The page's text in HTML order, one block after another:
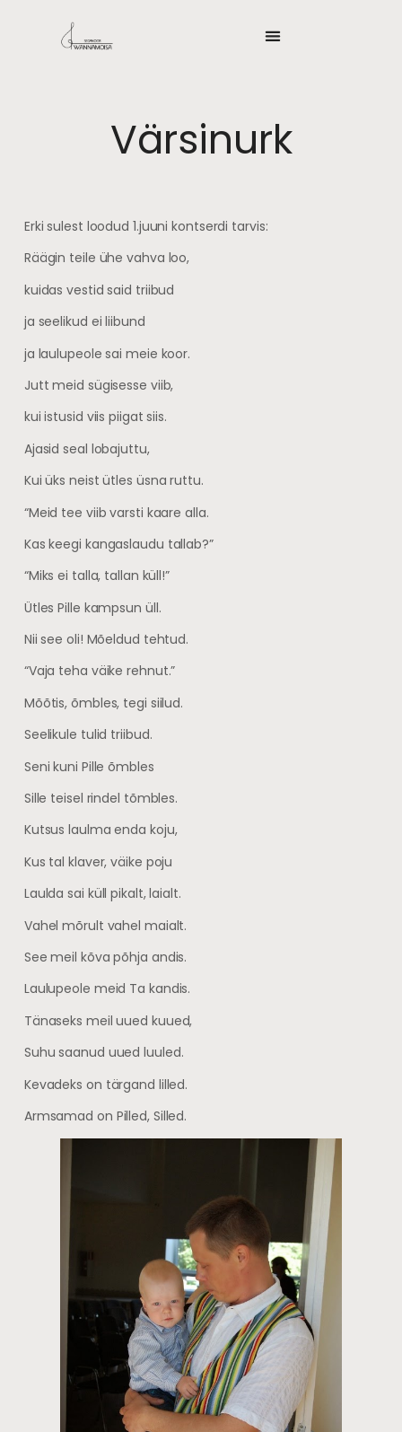
Värsinurk
Erki sulest loodud 1.juuni kontserdi tarvis:
Räägin teile ühe vahva loo,
kuidas vestid said triibud
ja seelikud ei liibund
ja laulupeole sai meie koor.
Jutt meid sügisesse viib,
kui istusid viis piigat siis.
Ajasid seal lobajuttu,
Kui üks neist ütles üsna ruttu.
“Meid tee viib varsti kaare alla.
Kas keegi kangaslaudu tallab?”
“Miks ei talla, tallan küll!”
Ütles Pille kampsun üll.
Nii see oli! Mõeldud tehtud.
“Vaja teha väike rehnut.”
Mõõtis, õmbles, tegi siilud.
Seelikule tulid triibud.
Seni kuni Pille õmbles
Sille teisel rindel tõmbles.
Kutsus laulma enda koju,
Kus tal klaver, väike poju
Laulda sai küll pikalt, laialt.
Vahel mõrult vahel maialt.
See meil kõva põhja andis.
Laulupeole meid Ta kandis.
Tänaseks meil uued kuued,
Suhu saanud uued luuled.
Kevadeks on tärgand lilled.
Armsamad on Pilled, Silled.